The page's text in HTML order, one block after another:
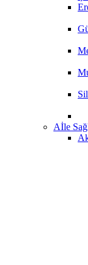
Aİle